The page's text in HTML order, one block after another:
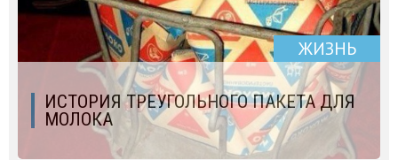
ЖИЗНЬ
ИСТОРИЯ ТРЕУГОЛЬНОГО ПАКЕТА ДЛЯ
МОЛОКА